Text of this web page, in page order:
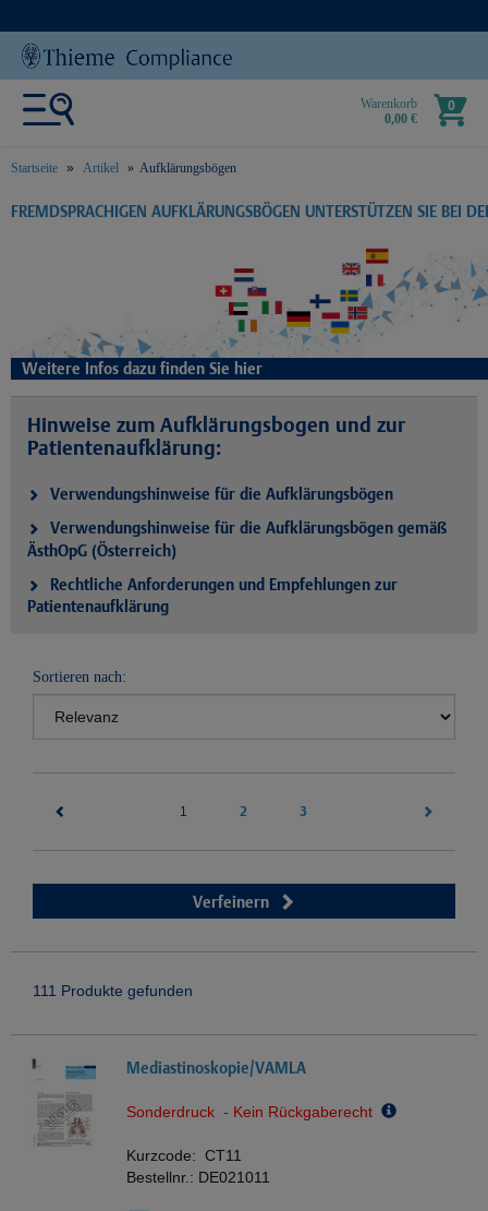
Warenkorb
0,00 €
0
Startseite Artikel Aufklärungsbögen
text.skipToContent
text.skipToNavigation
FREMDSPRACHIGEN AUFKLÄRUNGSBÖGEN UNTERSTÜTZEN SIE BEI
Weitere Infos dazu finden Sie hier
Hinweise zum Aufklärungsbogen und zur
Patientenaufklärung:
Verwendungshinweise für die Aufklärungsbögen
Verwendungshinweise für die Aufklärungsbögen gemäß
ÄsthOpG (Österreich)
Rechtliche Anforderungen und Empfehlungen zur
Patientenaufklärung
Sortieren nach:
1 2 3
Verfeinern
111 Produkte gefunden
Mediastinoskopie/VAMLA
Sonderdruck - Kein Rückgaberecht
Kurzcode: CT11
Bestellnr.: DE021011